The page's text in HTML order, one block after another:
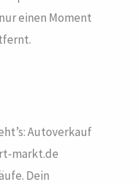
einen Moment
Autoverkauf
markt.de
Dein